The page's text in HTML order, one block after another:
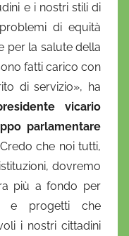
e i nostri stili di
di equità
per la salute della
fatti carico con
di servizio», ha
vicario
parlamentare
Credo che noi tutti,
dovremo
più a fondo per
e progetti che
i nostri cittadini